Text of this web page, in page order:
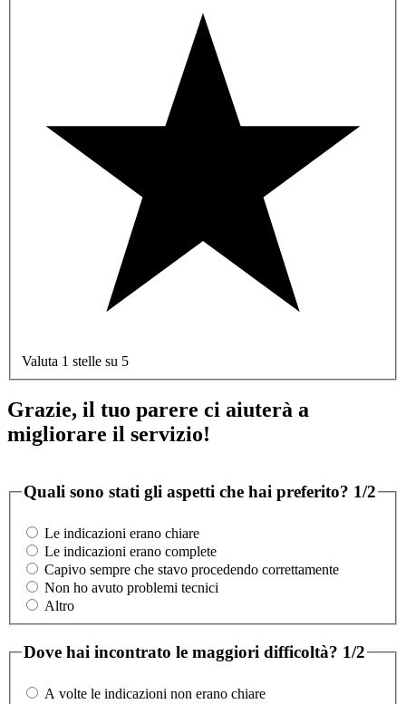
Valuta 1 stelle su 5
Grazie, il tuo parere ci aiuterà a
migliorare il servizio!
Quali sono stati gli aspetti che hai preferito? 1/2
Le indicazioni erano chiare
Le indicazioni erano complete
Capivo sempre che stavo procedendo correttamente
Non ho avuto problemi tecnici
Altro
Dove hai incontrato le maggiori difficoltà? 1/2
A volte le indicazioni non erano chiare